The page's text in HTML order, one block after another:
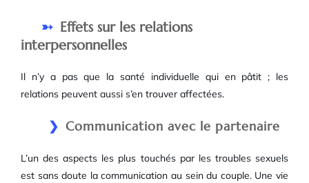
Effets sur les relations
interpersonnelles
Il n’y a pas que la santé individuelle qui en pâtit ; les
relations peuvent aussi s’en trouver affectées.
Communication avec le partenaire
L’un des aspects les plus touchés par les troubles sexuels
est sans doute la communication au sein du couple. Une vie